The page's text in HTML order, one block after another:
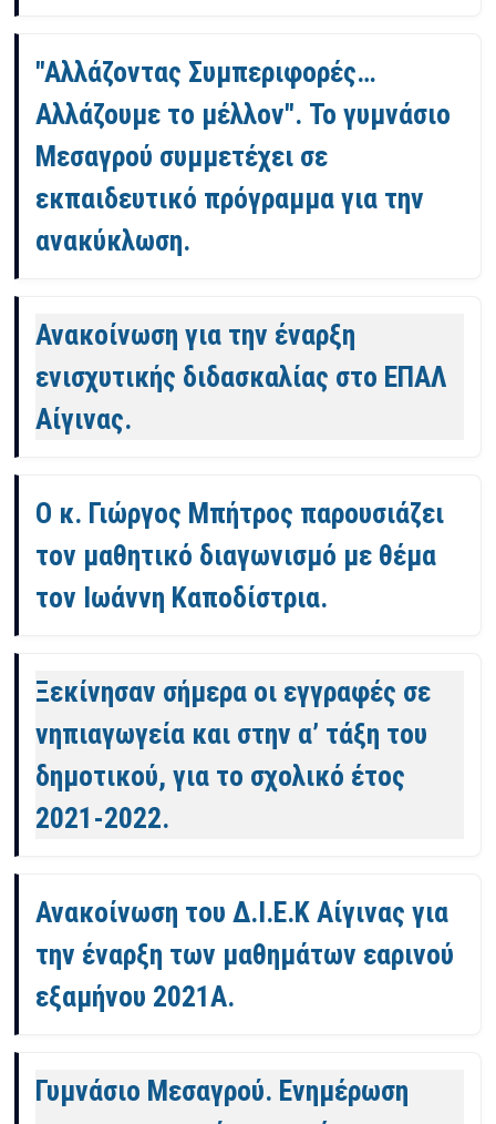
"Αλλάζοντας Συμπεριφορές…
Αλλάζουμε το μέλλον". Το γυμνάσιο
Μεσαγρού συμμετέχει σε
εκπαιδευτικό πρόγραμμα για την
ανακύκλωση.
Ανακοίνωση για την έναρξη
ενισχυτικής διδασκαλίας στο ΕΠΑΛ
Αίγινας.
Ο κ. Γιώργος Μπήτρος παρουσιάζει
τον μαθητικό διαγωνισμό με θέμα
τον Ιωάννη Καποδίστρια.
Ξεκίνησαν σήμερα οι εγγραφές σε
νηπιαγωγεία και στην α’ τάξη του
δημοτικού, για το σχολικό έτος
2021-2022.
Ανακοίνωση του Δ.Ι.Ε.Κ Αίγινας για
την έναρξη των μαθημάτων εαρινού
εξαμήνου 2021Α.
Γυμνάσιο Μεσαγρού. Ενημέρωση